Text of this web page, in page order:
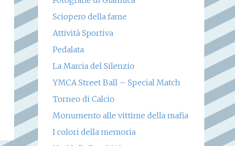
Sciopero della fame
Attività Sportiva
Pedalata
La Marcia del Silenzio
YMCA Street Ball – Special Match
Torneo di Calcio
Monumento alle vittime della mafia
I colori della memoria